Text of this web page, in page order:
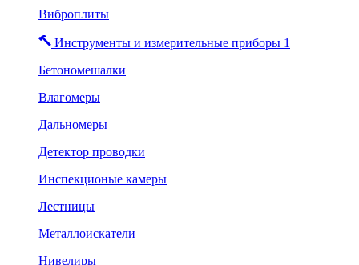
Виброплиты
Инструменты и измерительные приборы 1
Бетономешалки
Влагомеры
Дальномеры
Детектор проводки
Инспекционые камеры
Лестницы
Металлоискатели
Нивелиры